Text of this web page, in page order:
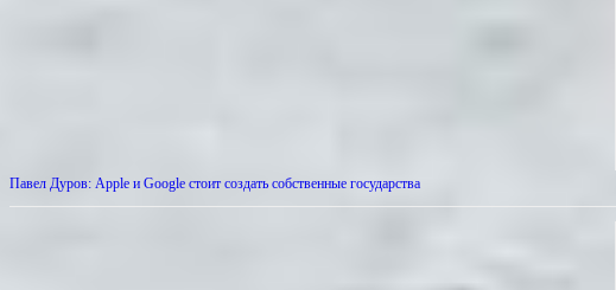
Павел Дуров: Apple и Google стоит создать собственные государства